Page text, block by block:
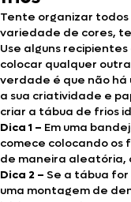
Tente organizar todos
variedade de cores,
Use alguns
colocar qualquer
verdade é que não
a sua criatividade e
criar a tábua de frios
Dica 1 – Em uma
comece colocando os
de maneira aleatória,
Dica 2 – Se a tábua
uma montagem de